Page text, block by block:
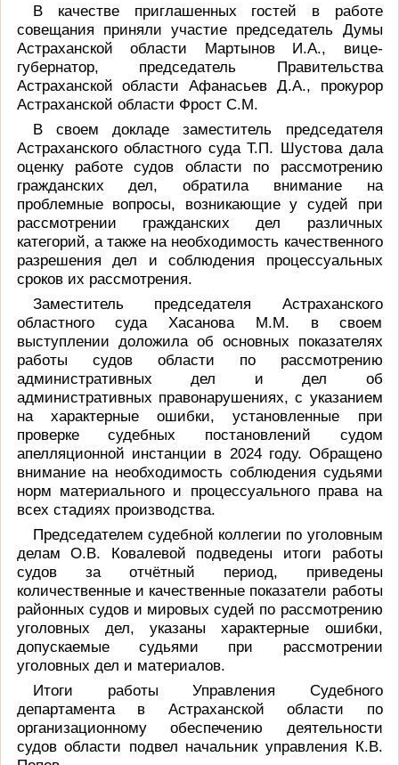
В качестве приглашенных гостей в работе
совещания приняли участие председатель Думы
Астраханской области Мартынов И.А., вице-
губернатор, председатель Правительства
Астраханской области Афанасьев Д.А., прокурор
Астраханской области Фрост С.М.
В своем докладе заместитель председателя
Астраханского областного суда Т.П. Шустова дала
оценку работе судов области по рассмотрению
гражданских дел, обратила внимание на
проблемные вопросы, возникающие у судей при
рассмотрении гражданских дел различных
категорий, а также на необходимость качественного
разрешения дел и соблюдения процессуальных
сроков их рассмотрения.
Заместитель председателя Астраханского
областного суда Хасанова М.М. в своем
выступлении доложила об основных показателях
работы судов области по рассмотрению
административных дел и дел об
административных правонарушениях, с указанием
на характерные ошибки, установленные при
проверке судебных постановлений судом
апелляционной инстанции в 2024 году. Обращено
внимание на необходимость соблюдения судьями
норм материального и процессуального права на
всех стадиях производства.
Председателем судебной коллегии по уголовным
делам О.В. Ковалевой подведены итоги работы
судов за отчётный период, приведены
количественные и качественные показатели работы
районных судов и мировых судей по рассмотрению
уголовных дел, указаны характерные ошибки,
допускаемые судьями при рассмотрении
уголовных дел и материалов.
Итоги работы Управления Судебного
департамента в Астраханской области по
организационному обеспечению деятельности
судов области подвел начальник управления К.В.